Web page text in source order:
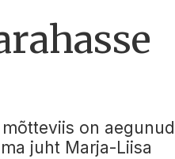
on aegunud
juht Marja-Liisa